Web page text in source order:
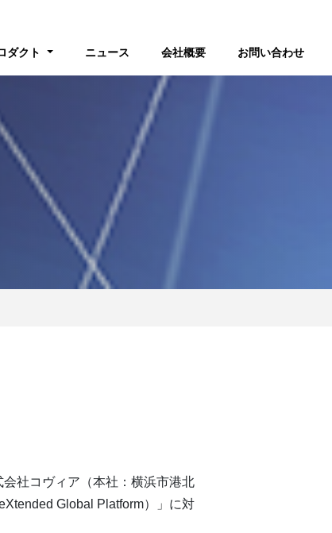
ダクト ニュース 会社概要 お問い合わせ
社コヴィア（本社：横浜市港北
Global Platform）」に対